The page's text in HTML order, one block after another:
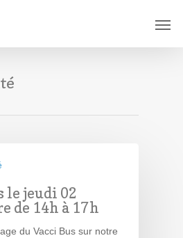
le jeudi 02
de 14h à 17h
du Vacci Bus sur notre